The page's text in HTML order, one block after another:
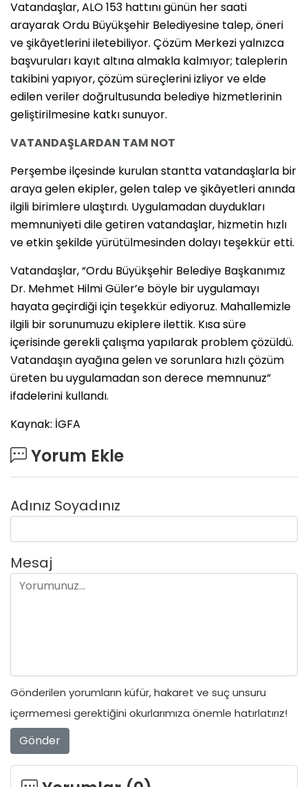
Vatandaşlar, ALO 153 hattını günün her saati
arayarak Ordu Büyükşehir Belediyesine talep, öneri
ve şikâyetlerini iletebiliyor. Çözüm Merkezi yalnızca
başvuruları kayıt altına almakla kalmıyor; taleplerin
takibini yapıyor, çözüm süreçlerini izliyor ve elde
edilen veriler doğrultusunda belediye hizmetlerinin
geliştirilmesine katkı sunuyor.
VATANDAŞLARDAN TAM NOT
Perşembe ilçesinde kurulan stantta vatandaşlarla bir
araya gelen ekipler, gelen talep ve şikâyetleri anında
ilgili birimlere ulaştırdı. Uygulamadan duydukları
memnuniyeti dile getiren vatandaşlar, hizmetin hızlı
ve etkin şekilde yürütülmesinden dolayı teşekkür etti.
Vatandaşlar, “Ordu Büyükşehir Belediye Başkanımız
Dr. Mehmet Hilmi Güler’e böyle bir uygulamayı
hayata geçirdiği için teşekkür ediyoruz. Mahallemizle
ilgili bir sorunumuzu ekiplere ilettik. Kısa süre
içerisinde gerekli çalışma yapılarak problem çözüldü.
Vatandaşın ayağına gelen ve sorunlara hızlı çözüm
üreten bu uygulamadan son derece memnunuz”
ifadelerini kullandı.
Kaynak: İGFA
Yorum Ekle
Adınız Soyadınız
Mesaj
Gönderilen yorumların küfür, hakaret ve suç unsuru
içermemesi gerektiğini okurlarımıza önemle hatırlatırız!
Gönder